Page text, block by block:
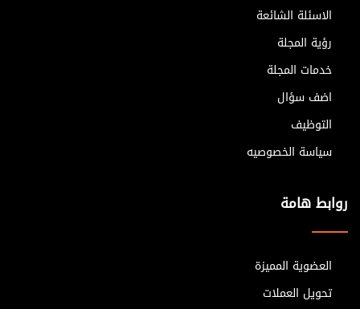
الاسئلة الشائعة
رؤية المجلة
خدمات المجلة
اضف سؤال
التوظيف
سياسة الخصوصيه
روابط هامة
العضوية المميزة
تحويل العملات